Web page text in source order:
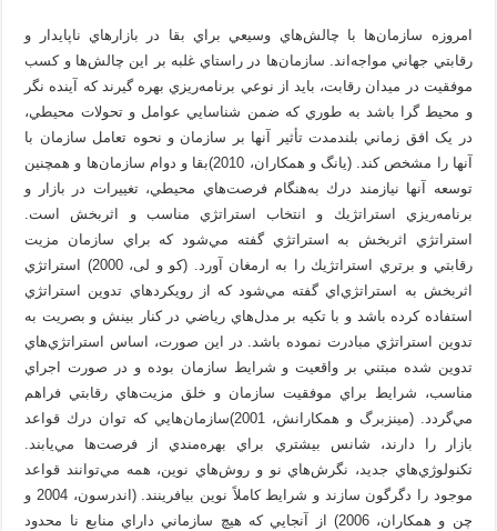
امروزه سازمان‌ها با چالش‌هاي وسيعي براي بقا در بازار‌هاي ناپايدار و
رقابتي جهاني مواجه‌اند. سازمان‌ها در راستاي غلبه بر اين چالش‌ها و کسب
موفقيت در ميدان رقابت، بايد از نوعي برنامه‌ريزي بهره گيرند که آينده نگر
و محيط گرا باشد به طوري که ضمن شناسايي عوامل و تحولات محيطي،
در يک افق زماني بلندمدت تأثير آنها بر سازمان و نحوه تعامل سازمان با
آنها را مشخص كند. (يانگ و همكاران، 2010)بقا و دوام سازمان‌ها و همچنين
توسعه آنها نيازمند درك به‌هنگام فرصت‌هاي محيطي، تغييرات در بازار و
برنامه‌ريزي استراتژيك و انتخاب استراتژي مناسب و اثربخش است.
استراتژي اثربخش به استراتژي گفته مي‌شود كه براي سازمان مزيت
رقابتي و برتري استراتژيك را به ارمغان آورد. (کو و لی، 2000) استراتژي
اثربخش به استراتژي‌اي گفته مي‌شود كه از رويكردهاي تدوين استراتژي
استفاده كرده باشد و با تكيه بر مدل‌هاي رياضي در كنار بينش و بصريت به
تدوين استراتژي مبادرت نموده باشد. در اين صورت، اساس استراتژي‌هاي
تدوين شده مبتني بر واقعيت و شرايط سازمان بوده و در صورت اجراي
مناسب، شرايط براي موفقيت سازمان و خلق مزيت‌هاي رقابتي فراهم
مي‌گردد. (مينزبرگ و همكارانش، 2001)سازمان‌هايي كه توان درك قواعد
بازار را دارند، شانس بيشتري براي بهره‌مندي از فرصت‌ها مي‌يابند.
تكنولوژي‌هاي جديد، نگرش‌هاي نو و روش‌هاي نوين، همه مي‌توانند قواعد
موجود را دگرگون سازند و شرايط كاملاً نوين بيافرينند. (اندرسون، 2004 و
چن و همکاران، 2006) از آنجايي كه هيچ سازماني داراي منابع نا محدود